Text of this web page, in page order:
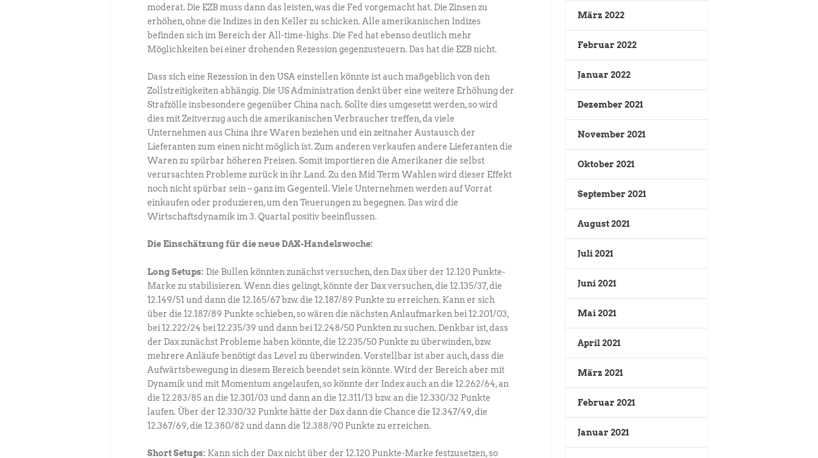
moderat. Die EZB muss dann das leisten, was die Fed vorgemacht hat. Die Zinsen zu
erhöhen, ohne die Indizes in den Keller zu schicken. Alle amerikanischen Indizes
befinden sich im Bereich der All-time-highs. Die Fed hat ebenso deutlich mehr
Möglichkeiten bei einer drohenden Rezession gegenzusteuern. Das hat die EZB nicht.
Dass sich eine Rezession in den USA einstellen könnte ist auch maßgeblich von den
Zollstreitigkeiten abhängig. Die US Administration denkt über eine weitere Erhöhung der
Strafzölle insbesondere gegenüber China nach. Sollte dies umgesetzt werden, so wird
dies mit Zeitverzug auch die amerikanischen Verbraucher treffen, da viele
Unternehmen aus China ihre Waren beziehen und ein zeitnaher Austausch der
Lieferanten zum einen nicht möglich ist. Zum anderen verkaufen andere Lieferanten die
Waren zu spürbar höheren Preisen. Somit importieren die Amerikaner die selbst
verursachten Probleme zurück in ihr Land. Zu den Mid Term Wahlen wird dieser Effekt
noch nicht spürbar sein – ganz im Gegenteil. Viele Unternehmen werden auf Vorrat
einkaufen oder produzieren, um den Teuerungen zu begegnen. Das wird die
Wirtschaftsdynamik im 3. Quartal positiv beeinflussen.
Die Einschätzung für die neue DAX-Handelswoche:
Long Setups: Die Bullen könnten zunächst versuchen, den Dax über der 12.120 Punkte-
Marke zu stabilisieren. Wenn dies gelingt, könnte der Dax versuchen, die 12.135/37, die
12.149/51 und dann die 12.165/67 bzw. die 12.187/89 Punkte zu erreichen. Kann er sich
über die 12.187/89 Punkte schieben, so wären die nächsten Anlaufmarken bei 12.201/03,
bei 12.222/24 bei 12.235/39 und dann bei 12.248/50 Punkten zu suchen. Denkbar ist, dass
der Dax zunächst Probleme haben könnte, die 12.235/50 Punkte zu überwinden, bzw.
mehrere Anläufe benötigt das Level zu überwinden. Vorstellbar ist aber auch, dass die
Aufwärtsbewegung in diesem Bereich beendet sein könnte. Wird der Bereich aber mit
Dynamik und mit Momentum angelaufen, so könnte der Index auch an die 12.262/64, an
die 12.283/85 an die 12.301/03 und dann an die 12.311/13 bzw. an die 12.330/32 Punkte
laufen. Über der 12.330/32 Punkte hätte der Dax dann die Chance die 12.347/49, die
12.367/69, die 12.380/82 und dann die 12.388/90 Punkte zu erreichen.
Short Setups: Kann sich der Dax nicht über der 12.120 Punkte-Marke festzusetzen, so
März 2022
Februar 2022
Januar 2022
Dezember 2021
November 2021
Oktober 2021
September 2021
August 2021
Juli 2021
Juni 2021
Mai 2021
April 2021
März 2021
Februar 2021
Januar 2021